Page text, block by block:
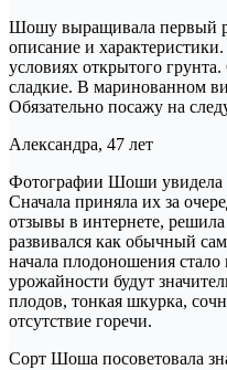
Шошу выращивала первый
описание и
условиях открытого
сладкие. В маринованном
Обязательно посажу на
Александра, 47 лет
Фотографии Шоши увидела
Сначала приняла их за
отзывы в интернете,
развивался как обычный
начала плодоношения стало
урожайности будут
плодов, тонкая шкурка,
отсутствие горечи.
Сорт Шоша посоветовала